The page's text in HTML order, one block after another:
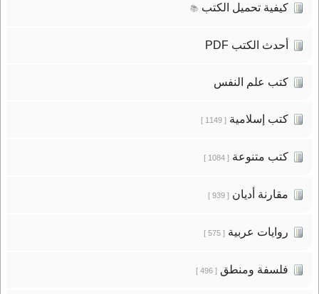
كيفية تحميل الكتب 📚
أحدث الكتب PDF
كتب علم النفس
كتب إسلامية[ 1149 ]
كتب متنوعة[ 1084 ]
مقارنة أديان[ 939 ]
روايات عربية[ 575 ]
فلسفة ومنطق[ 496 ]